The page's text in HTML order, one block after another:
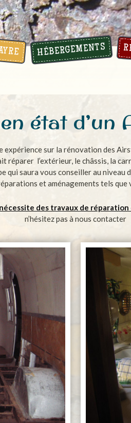
HÉBERGEMENTS
état d’un
expérience sur la rénovation des
réparer l’extérieur, le châssis, la
qui saura vous conseiller au niveau
et aménagements tels que
des travaux de
n’hésitez pas à nous contacter